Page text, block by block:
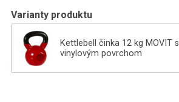
Varianty produktu
Kettlebell činka 12 kg MOVIT s
vinylovým povrchom